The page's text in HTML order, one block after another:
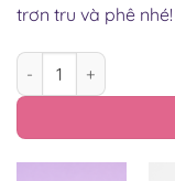
trơn tru và phê nhé!
GẬY RUNG